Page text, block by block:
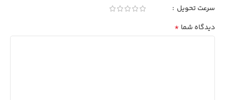
سرعت تحویل
دیدگاه شما *